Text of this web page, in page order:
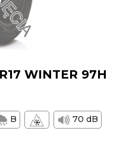
WINTER 97H
B
70 dB